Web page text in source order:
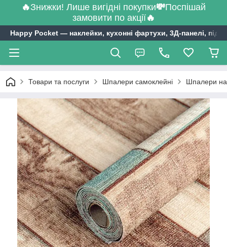
🔥Знижки! Лише вигідні покупки💸Поспішай
замовити по акції🔥
Happy Pocket ― наклейки, кухонні фартухи, 3Д-панелі,
Товари та послуги Шпалери самоклейні Шпалери на